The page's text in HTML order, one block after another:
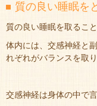
質の良い睡眠を
質の良い睡眠を取るこ
体内には、交感神経と
れぞれがバランスを取
交感神経は身体の中で